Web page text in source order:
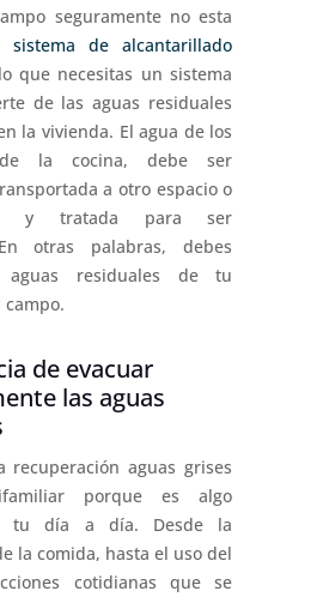
seguramente no esta
sistema de alcantarillado
que necesitas un sistema
de las aguas residuales
la vivienda. El agua de los
la cocina, debe ser
a otro espacio o
y tratada para ser
otras palabras, debes
aguas residuales de tu
de evacuar
las aguas
recuperación aguas grises
porque es algo
tu día a día. Desde la
la comida, hasta el uso del
cotidianas que se